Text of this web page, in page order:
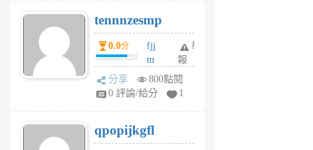
6
個
月
前
tennnzesmp
0.0分
fjj
m
w
rs
6
個
舉
報
分享
800點閱
0 評論/給分
1
qpopijkgfl